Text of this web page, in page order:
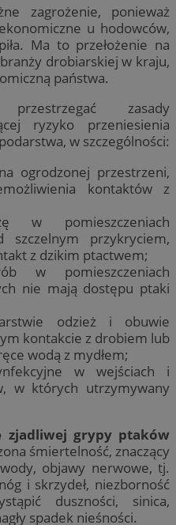
zagrożenie, ponieważ
u hodowców,
Ma to przełożenie na
drobiarskiej w kraju,
państwa.
zasady
ryzyko przeniesienia
w szczególności:
ogrodzonej przestrzeni,
kontaktów z
w pomieszczeniach
przykryciem,
z dzikim ptactwem;
w pomieszczeniach
nie mają dostępu ptaki
odzież i obuwie
kontakcie z drobiem lub
wodą z mydłem;
w wejściach i
w których utrzymywany
zjadliwej grypy ptaków
śmiertelność, znaczący
objawy nerwowe, tj.
i skrzydeł, niezborność
duszności, sinica,
spadek nieśności.